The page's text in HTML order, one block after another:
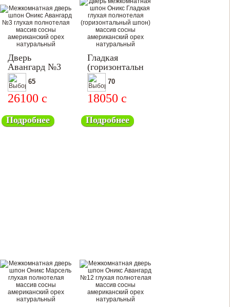
Дверь
Авангард №3
65
26100 c
Подробнее
Гладкая
(горизонтальный
шпон)
70
18050 c
Подробнее